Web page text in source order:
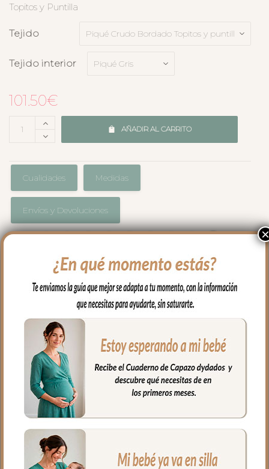
Topitos y Puntilla
Tejido
Tejido interior
101.50€
AÑADIR AL CARRITO
Cualidades Medidas
Envíos y Devoluciones
El complemento ideal para llevar a
nuestro bebe en brazos, para usar en el
capazo o en la cuna.
Por un lado, en tejido piqué bordado; un
piqué de algodón y por el otro en piqué
de algodón en liso con puntilla en todo el
borde.
Puedes lavar a mano o en lavadora,
siempre agua fría, jabones no abrasivos y
secado al natural.
Medidas 98 X 70cm
×